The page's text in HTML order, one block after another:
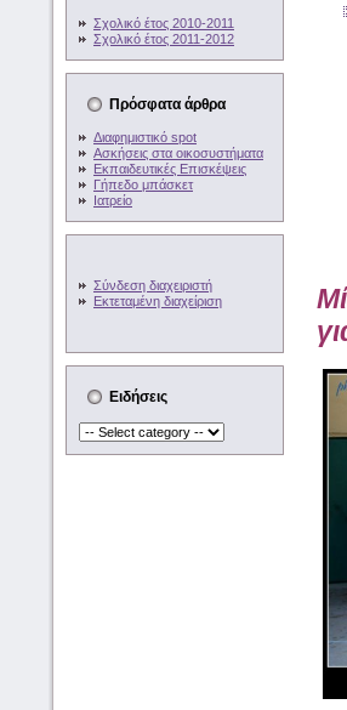
Σχολικό έτος 2010-2011
Σχολικό έτος 2011-2012
Πρόσφατα άρθρα
Διαφημιστικό spot
Ασκήσεις στα οικοσυστήματα
Εκπαιδευτικές Επισκέψεις
Γήπεδο μπάσκετ
Ιατρείο
Σύνδεση διαχειριστή
Εκτεταμένη διαχείριση
Ειδήσεις